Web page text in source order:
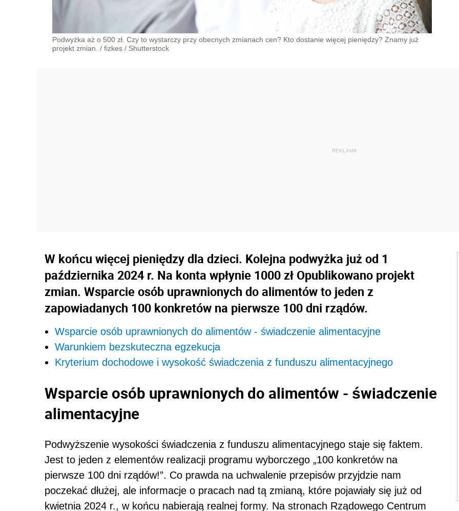
Podwyżka aż o 500 zł. Czy to wystarczy przy obecnych zmianach cen? Kto dostanie więcej pieniędzy? Znamy już
projekt zmian. / fizkes / Shutterstock
W końcu więcej pieniędzy dla dzieci. Kolejna podwyżka już od 1
października 2024 r. Na konta wpłynie 1000 zł Opublikowano projekt
zmian. Wsparcie osób uprawnionych do alimentów to jeden z
zapowiadanych 100 konkretów na pierwsze 100 dni rządów.
Wsparcie osób uprawnionych do alimentów - świadczenie alimentacyjne
Warunkiem bezskuteczna egzekucja
Kryterium dochodowe i wysokość świadczenia z funduszu alimentacyjnego
Wsparcie osób uprawnionych do alimentów - świadczenie
alimentacyjne
Podwyższenie wysokości świadczenia z funduszu alimentacyjnego staje się faktem.
Jest to jeden z elementów realizacji programu wyborczego „100 konkretów na
pierwsze 100 dni rządów!”. Co prawda na uchwalenie przepisów przyjdzie nam
poczekać dłużej, ale informacje o pracach nad tą zmianą, które pojawiały się już od
kwietnia 2024 r., w końcu nabierają realnej formy. Na stronach Rządowego Centrum